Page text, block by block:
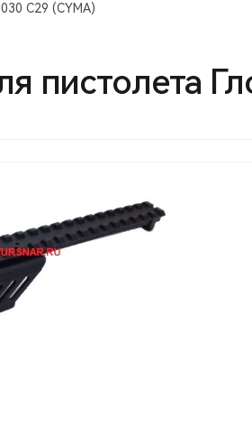
С29 (CYMA)
пистолета